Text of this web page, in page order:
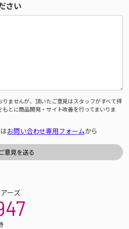
さい
ませんが、頂いたご意見はスタッフがすべて拝
とに商品開発・サイト改善を行ってまいりま
お問い合わせ専用フォームから
ーズ